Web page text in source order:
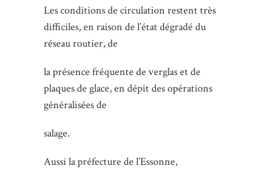
Les conditions de circulation restent très
difficiles, en raison de l’état dégradé du
réseau routier, de
la présence fréquente de verglas et de
plaques de glace, en dépit des opérations
généralisées de
salage.
Aussi la préfecture de l’Essonne,